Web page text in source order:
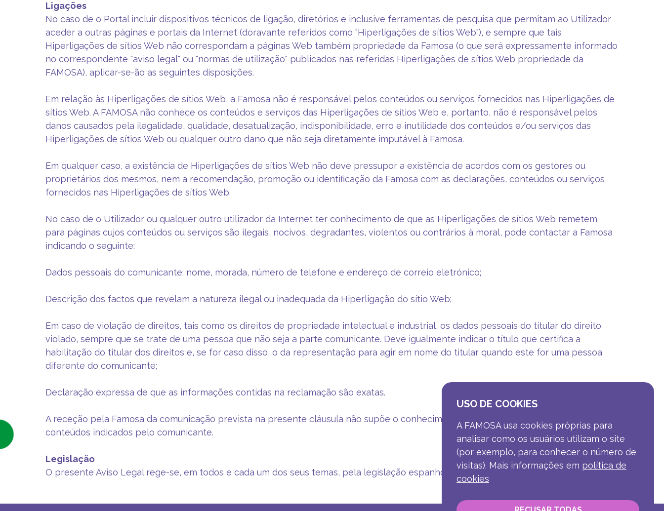
Ligações
No caso de o Portal incluir dispositivos técnicos de ligação, diretórios e inclusive ferramentas de pesquisa que permitam ao Utilizador
aceder a outras páginas e portais da Internet (doravante referidos como "Hiperligações de sítios Web"), e sempre que tais
Hiperligações de sítios Web não correspondam a páginas Web também propriedade da Famosa (o que será expressamente informado
no correspondente "aviso legal" ou "normas de utilização" publicados nas referidas Hiperligações de sítios Web propriedade da
FAMOSA), aplicar-se-ão as seguintes disposições.
Em relação às Hiperligações de sítios Web, a Famosa não é responsável pelos conteúdos ou serviços fornecidos nas Hiperligações de
sítios Web. A FAMOSA não conhece os conteúdos e serviços das Hiperligações de sítios Web e, portanto, não é responsável pelos
danos causados pela ilegalidade, qualidade, desatualização, indisponibilidade, erro e inutilidade dos conteúdos e/ou serviços das
Hiperligações de sítios Web ou qualquer outro dano que não seja diretamente imputável à Famosa.
Em qualquer caso, a existência de Hiperligações de sítios Web não deve pressupor a existência de acordos com os gestores ou
proprietários dos mesmos, nem a recomendação, promoção ou identificação da Famosa com as declarações, conteúdos ou serviços
fornecidos nas Hiperligações de sítios Web.
No caso de o Utilizador ou qualquer outro utilizador da Internet ter conhecimento de que as Hiperligações de sítios Web remetem
para páginas cujos conteúdos ou serviços são ilegais, nocivos, degradantes, violentos ou contrários à moral, pode contactar a Famosa
indicando o seguinte:
Dados pessoais do comunicante: nome, morada, número de telefone e endereço de correio eletrónico;
Descrição dos factos que revelam a natureza ilegal ou inadequada da Hiperligação do sítio Web;
Em caso de violação de direitos, tais como os direitos de propriedade intelectual e industrial, os dados pessoais do titular do direito
violado, sempre que se trate de uma pessoa que não seja a parte comunicante. Deve igualmente indicar o título que certifica a
habilitação do titular dos direitos e, se for caso disso, o da representação para agir em nome do titular quando este for uma pessoa
diferente do comunicante;
Declaração expressa de que as informações contidas na reclamação são exatas.
A receção pela Famosa da comunicação prevista na presente cláusula não supõe o conhecimento efetivo das atividades e/ou
conteúdos indicados pelo comunicante.
Legislação
O presente Aviso Legal rege-se, em todos e cada um dos seus temas, pela legislação espanhola.
USO DE COOKIES
A FAMOSA usa cookies próprias para
analisar como os usuários utilizam o site
(por exemplo, para conhecer o número de
visitas). Mais informações em política de
cookies